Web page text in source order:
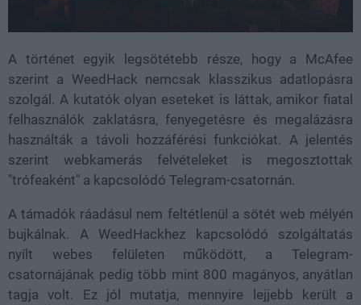
A történet egyik legsötétebb része, hogy a McAfee
szerint a WeedHack nemcsak klasszikus adatlopásra
szolgál. A kutatók olyan eseteket is láttak, amikor fiatal
felhasználók zaklatásra, fenyegetésre és megalázásra
használták a távoli hozzáférési funkciókat. A jelentés
szerint webkamerás felvételeket is megosztottak
"trófeaként" a kapcsolódó Telegram-csatornán.
A támadók ráadásul nem feltétlenül a sötét web mélyén
bujkálnak. A WeedHackhez kapcsolódó szolgáltatás
nyílt webes felületen működött, a Telegram-
csatornájának pedig több mint 800 magányos, anyátlan
tagja volt. Ez jól mutatja, mennyire lejjebb került a